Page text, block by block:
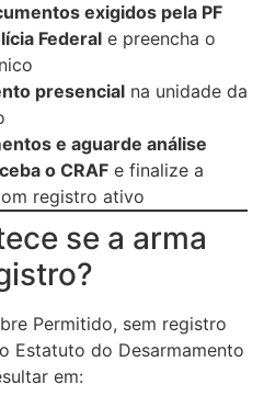
exigidos pela PF
Federal e preencha o
presencial na unidade da
e aguarde análise
o CRAF e finalize a
registro ativo
se a arma
Permitido, sem registro
Estatuto do Desarmamento
em: